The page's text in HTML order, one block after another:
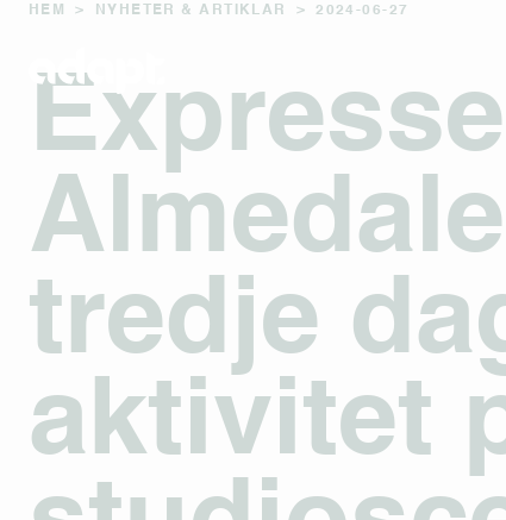
HEM > NYHETER & ARTIKLAR > 2024-06-27
tredje
aktivitet